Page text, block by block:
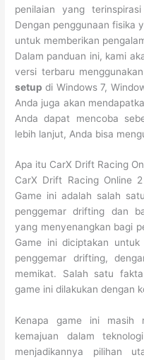
penilaian yang
Dengan penggunaan fisika
untuk memberikan
Dalam panduan ini, kami
versi terbaru menggunakan
setup di Windows 7,
Anda juga akan
Anda dapat mencoba
lebih lanjut, Anda bisa
Apa itu CarX Drift Racing
CarX Drift Racing Online
Game ini adalah salah
penggemar drifting dan
yang menyenangkan bagi
Game ini diciptakan
penggemar drifting,
memikat. Salah satu
game ini dilakukan dengan
Kenapa game ini masih
kemajuan dalam
menjadikannya pilihan